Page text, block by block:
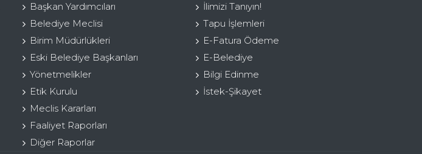
Başkan Yardımcıları
Belediye Meclisi
Birim Müdürlükleri
Eski Belediye Başkanları
Yönetmelikler
Etik Kurulu
Meclis Kararları
Faaliyet Raporları
Diğer Raporlar
İlimizi Tanıyın!
Tapu İşlemleri
E-Fatura Ödeme
E-Belediye
Bilgi Edinme
İstek-Şikayet